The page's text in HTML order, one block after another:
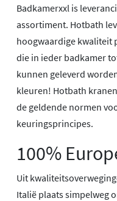
Badkamerxxl is
assortiment. Hotbath
hoogwaardige kwaliteit
die in ieder badkamer
kunnen geleverd
kleuren! Hotbath
de geldende normen
keuringsprincipes.
100%
Uit
Italië plaats simpelweg